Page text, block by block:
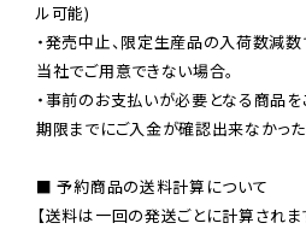
ル可能)
・発売中止、限定生産品の入荷数減
当社でご用意できない場合。
・事前のお支払いが必要となる商品
期限までにご入金が確認出来なかった
■ 予約商品の送料計算について
【送料は一回の発送ごとに計算されま